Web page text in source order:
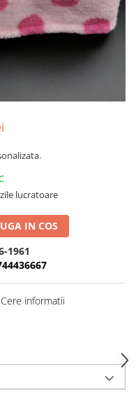
lucratoare
IN COS
1961
informatii